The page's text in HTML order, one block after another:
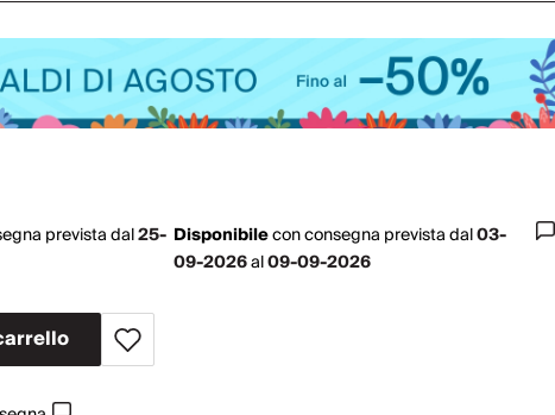
prevista dal25- Disponibileconconsegna prevista dal03-
09-2026al09-09-2026